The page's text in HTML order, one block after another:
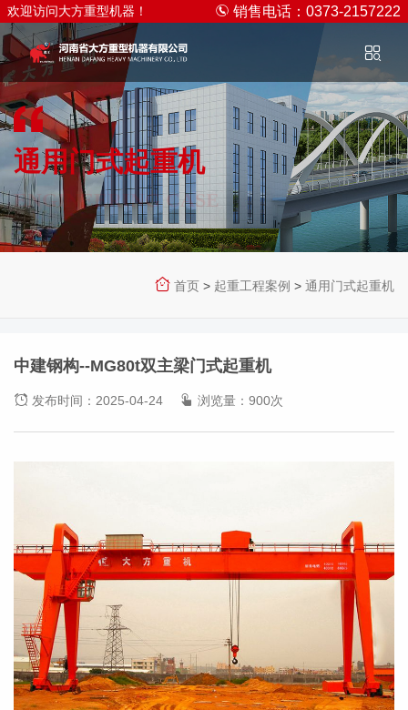
欢迎访问大方重型机器！ 销售电话：0373-2157222
通用门式起重机
ENGINEERING CASE
首页 > 起重工程案例 > 通用门式起重机
中建钢构--MG80t双主梁门式起重机
发布时间：2025-04-24 浏览量：900次